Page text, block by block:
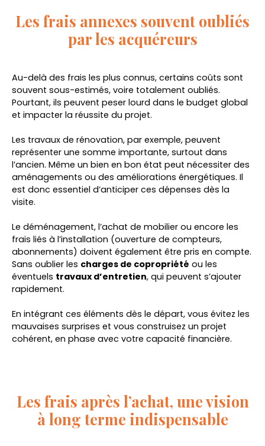
Les frais annexes souvent oubliés
par les acquéreurs
Au-delà des frais les plus connus, certains coûts sont
souvent sous-estimés, voire totalement oubliés.
Pourtant, ils peuvent peser lourd dans le budget global
et impacter la réussite du projet.
Les travaux de rénovation, par exemple, peuvent
représenter une somme importante, surtout dans
l’ancien. Même un bien en bon état peut nécessiter des
aménagements ou des améliorations énergétiques. Il
est donc essentiel d’anticiper ces dépenses dès la
visite.
Le déménagement, l’achat de mobilier ou encore les
frais liés à l’installation (ouverture de compteurs,
abonnements) doivent également être pris en compte.
Sans oublier les charges de copropriété ou les
éventuels travaux d’entretien, qui peuvent s’ajouter
rapidement.
En intégrant ces éléments dès le départ, vous évitez les
mauvaises surprises et vous construisez un projet
cohérent, en phase avec votre capacité financière.
Les frais après l’achat, une vision
à long terme indispensable